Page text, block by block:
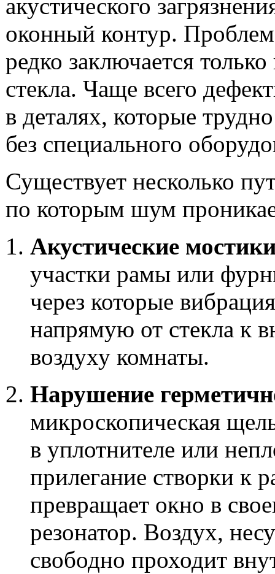
акустического
оконный контур.
редко заключается
стекла. Чаще всего
в деталях, которые
без специального
Существует несколько
по которым шум
Акустические
участки рамы или
через которые
напрямую от стекла к
воздуху комнаты.
Нарушение
микроскопическая
в уплотнителе или
прилегание створки к
превращает окно в
резонатор. Воздух,
свободно проходит